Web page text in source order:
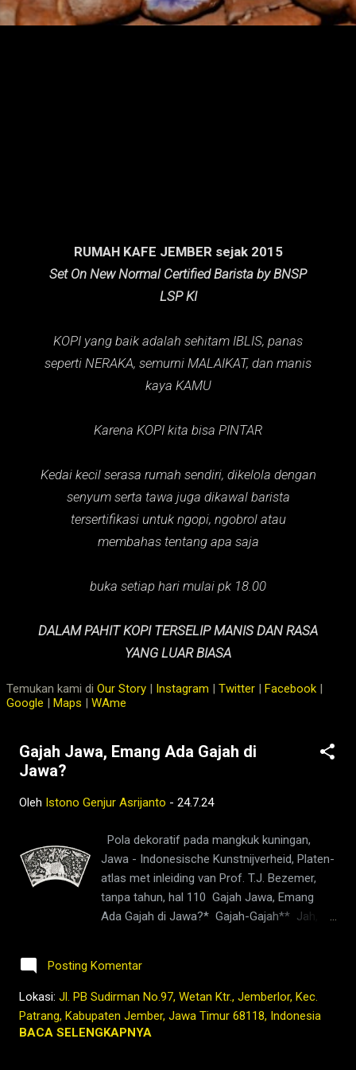
n
g
RUMAH KAFE JEMBER sejak 2015
Set On New Normal Certified Barista by BNSP
LSP KI
KOPI yang baik adalah sehitam IBLIS, panas
seperti NERAKA, semurni MALAIKAT, dan manis
kaya KAMU
Karena KOPI kita bisa PINTAR
Kedai kecil serasa rumah sendiri, dikelola dengan
senyum serta tawa juga dikawal barista
tersertifikasi untuk ngopi, ngobrol atau
membahas tentang apa saja
buka setiap hari mulai pk 18.00
DALAM PAHIT KOPI TERSELIP MANIS DAN RASA
YANG LUAR BIASA
Temukan kami di Our Story | Instagram | Twitter | Facebook |
Google | Maps | WAme
Gajah Jawa, Emang Ada Gajah di
Jawa?
Oleh Istono Genjur Asrijanto - 24.7.24
Pola dekoratif pada mangkuk kuningan,
Jawa - Indonesische Kunstnijverheid, Platen-
atlas met inleiding van Prof. T.J. Bezemer,
tanpa tahun, hal 110 Gajah Jawa, Emang
Ada Gajah di Jawa?* Gajah-Gajah** Jah,
nganggo tlale Buntut cilik tansah kopat-
kapit Sikil kaya bumbung Mung mlakumu
megal-megol **Tembang Dolanan-Sebuah
Refleksi Filosofi Jawa, Umi Farida, dkk., Balai
Posting Komentar
Lokasi: Jl. PB Sudirman No.97, Wetan Ktr., Jemberlor, Kec.
Patrang, Kabupaten Jember, Jawa Timur 68118, Indonesia
BACA SELENGKAPNYA